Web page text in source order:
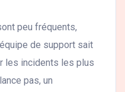
peu fréquents,
de support sait
les incidents les plus
pas, un